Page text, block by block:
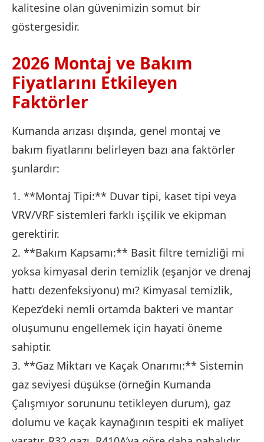
kalitesine olan güvenimizin somut bir
göstergesidir.
2026 Montaj ve Bakım
Fiyatlarını Etkileyen
Faktörler
Kumanda arızası dışında, genel montaj ve
bakım fiyatlarını belirleyen bazı ana faktörler
şunlardır:
1. **Montaj Tipi:** Duvar tipi, kaset tipi veya
VRV/VRF sistemleri farklı işçilik ve ekipman
gerektirir.
2. **Bakım Kapsamı:** Basit filtre temizliği mi
yoksa kimyasal derin temizlik (eşanjör ve drenaj
hattı dezenfeksiyonu) mı? Kimyasal temizlik,
Kepez’deki nemli ortamda bakteri ve mantar
oluşumunu engellemek için hayati öneme
sahiptir.
3. **Gaz Miktarı ve Kaçak Onarımı:** Sistemin
gaz seviyesi düşükse (örneğin Kumanda
Çalışmıyor sorununu tetikleyen durum), gaz
dolumu ve kaçak kaynağının tespiti ek maliyet